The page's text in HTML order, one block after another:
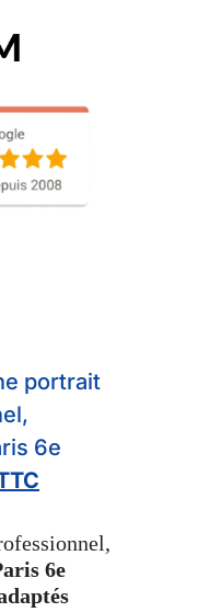
portrait
6e
6e